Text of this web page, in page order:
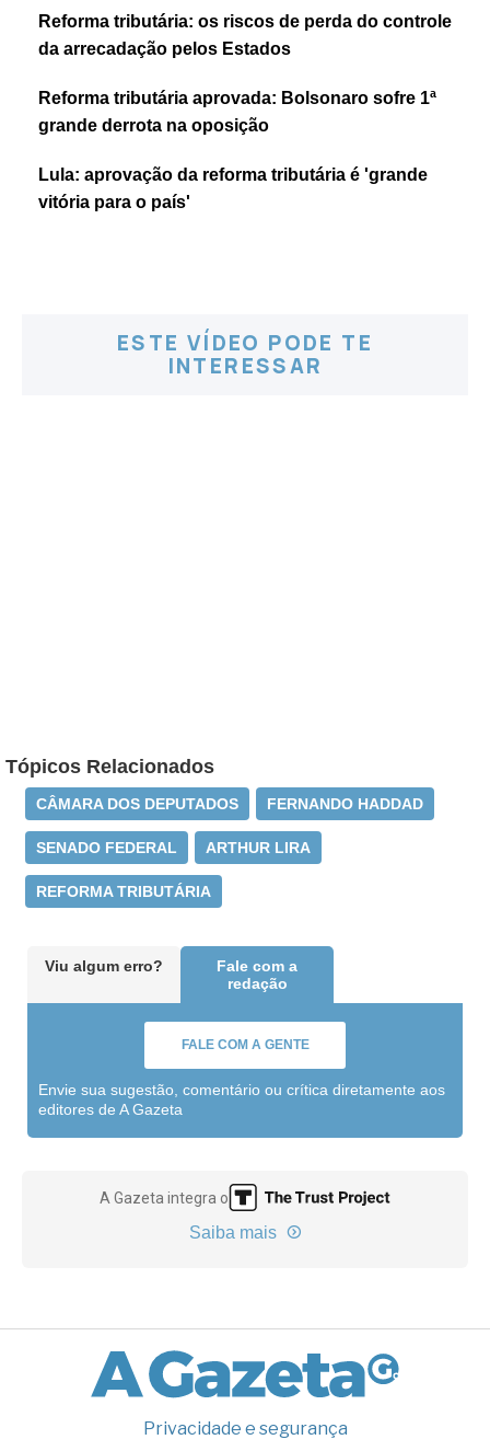
Reforma tributária: os riscos de perda do controle
da arrecadação pelos Estados
Reforma tributária aprovada: Bolsonaro sofre 1ª
grande derrota na oposição
Lula: aprovação da reforma tributária é 'grande
vitória para o país'
ESTE VÍDEO PODE TE
INTERESSAR
Tópicos Relacionados
CÂMARA DOS DEPUTADOS FERNANDO HADDAD
SENADO FEDERAL ARTHUR LIRA
REFORMA TRIBUTÁRIA
Viu algum erro?
Fale com a
redação
FALE COM A GENTE
Envie sua sugestão, comentário ou crítica diretamente aos
editores de A Gazeta
A Gazeta integra o
Saiba mais
Privacidade e segurança